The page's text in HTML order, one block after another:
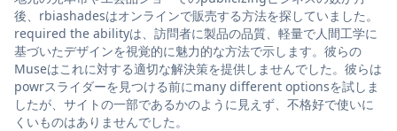
後、rbiashadesはオンラインで販売する方法を探していました。
required the abilityは、訪問者に製品の品質、軽量で人間工学に
基づいたデザインを視覚的に魅力的な方法で示します。彼らの
Museはこれに対する適切な解決策を提供しませんでした。彼らは
powrスライダーを見つける前にmany different optionsを試しま
したが、サイトの一部であるかのように見えず、不格好で使いに
くいものはありませんでした。